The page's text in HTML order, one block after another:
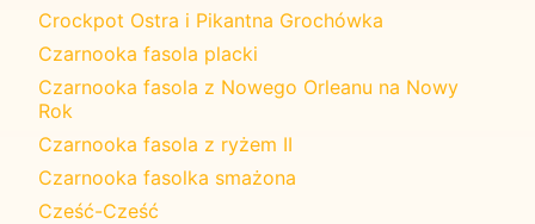
Crockpot Ostra i Pikantna Grochówka
Czarnooka fasola placki
Czarnooka fasola z Nowego Orleanu na Nowy
Rok
Czarnooka fasola z ryżem II
Czarnooka fasolka smażona
Cześć-Cześć